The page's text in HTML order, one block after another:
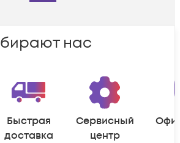
нас
Быстрая
доставка
Сервисный
центр